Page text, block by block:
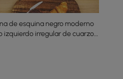
de esquina negro moderno
izquierdo irregular de cuarzo